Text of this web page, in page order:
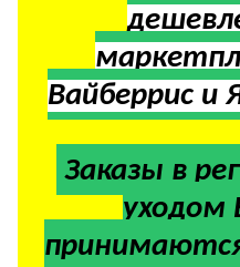
Вайберрис и
Заказы в
уходом